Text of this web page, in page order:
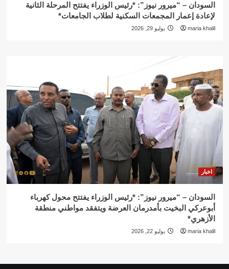
السودان – “ميرور نيوز”: *رئيس الوزراء يفتتح المرحلة الثانية
لإعادة إعمار المجمعات السكنية لطلاب الجامعات*
maria khalil يوليو 29, 2026
اخبار
السودان – “ميرور نيوز”: *رئيس الوزراء يفتتح محول كهرباء
أبوعركي البخيت بأمدرمان العرضة ويتفقد مواطني منطقة
الأزهري*
maria khalil يوليو 22, 2026